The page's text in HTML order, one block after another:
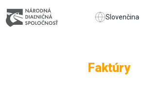
Slovenčina
Faktúry